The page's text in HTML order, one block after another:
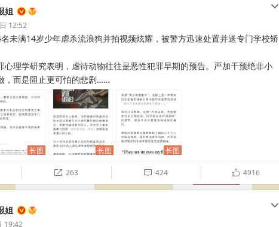
c
姐
12:52
未满14岁少年虐杀流浪狗并拍视频炫耀，被警方迅速处置并送专门学校矫
心理学研究表明，虐待动物往往是恶性犯罪早期的预告。严加干预绝非小
，而是阻止更可怕的悲剧……
长图 长图 长图
 263  424 ñ 4916
c
姐
19:42